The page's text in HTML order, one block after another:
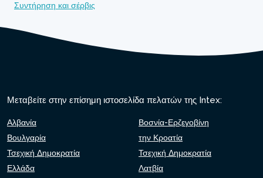
Συντήρηση και σέρβις
Μεταβείτε στην επίσημη ιστοσελίδα πελατών της Intex:
Αλβανία
Βοσνία-Ερζεγοβίνη
Βουλγαρία
την Κροατία
Τσεχική Δημοκρατία
Τσεχική Δημοκρατία
Ελλάδα
Λατβία